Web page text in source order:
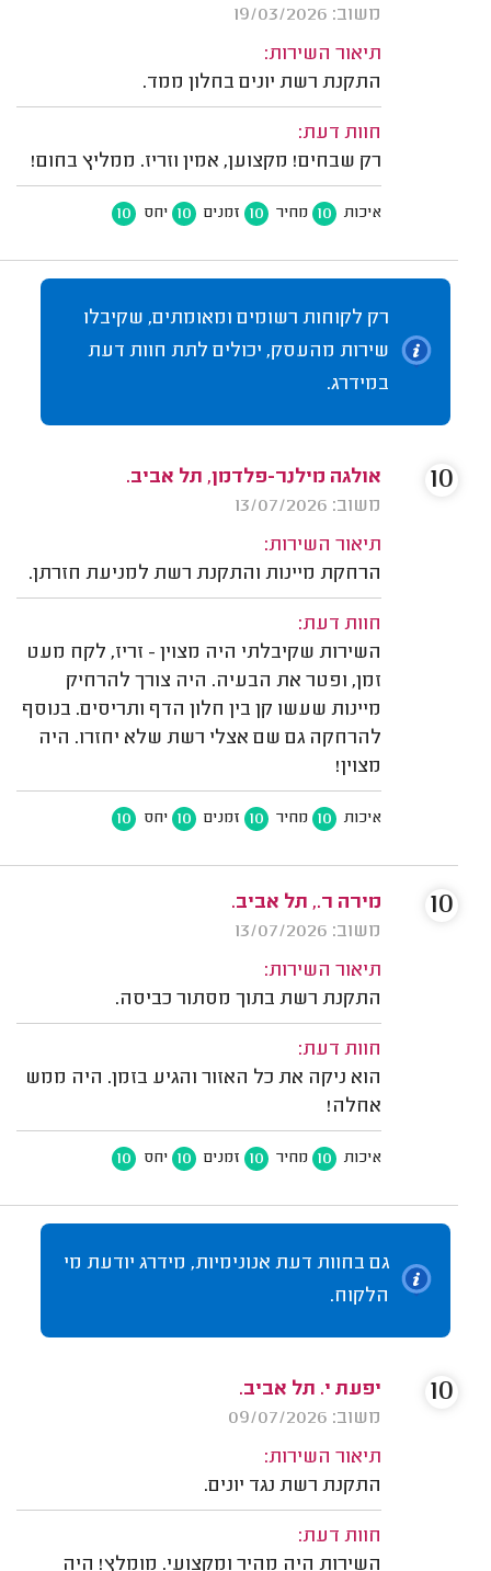
משוב: 19/03/2026
תיאור השירות:
התקנת רשת יונים בחלון ממד.
חוות דעת:
רק שבחים! מקצוען, אמין וזריז. ממליץ בחום!
איכות 10 מחיר 10 זמנים 10 יחס 10
רק לקוחות רשומים ומאומתים, שקיבלו
שירות מהעסק, יכולים לתת חוות דעת
במידרג.
אולגה מילנר-פלדמן, תל אביב.
משוב: 13/07/2026
תיאור השירות:
הרחקת מיינות והתקנת רשת למניעת חזרתן.
חוות דעת:
השירות שקיבלתי היה מצוין - זריז, לקח מעט
זמן, ופטר את הבעיה. היה צורך להרחיק
מיינות שעשו קן בין חלון הדף ותריסים. בנוסף
להרחקה גם שם אצלי רשת שלא יחזרו. היה
מצוין!
איכות 10 מחיר 10 זמנים 10 יחס 10
10
מירה ר., תל אביב.
משוב: 13/07/2026
תיאור השירות:
התקנת רשת בתוך מסתור כביסה.
חוות דעת:
הוא ניקה את כל האזור והגיע בזמן. היה ממש
אחלה!
איכות 10 מחיר 10 זמנים 10 יחס 10
10
גם בחוות דעת אנונימיות, מידרג יודעת מי
הלקוח.
יפעת י. תל אביב.
משוב: 09/07/2026
תיאור השירות:
התקנת רשת נגד יונים.
חוות דעת:
השירות היה מהיר ומקצועי. מומלץ! היה
10